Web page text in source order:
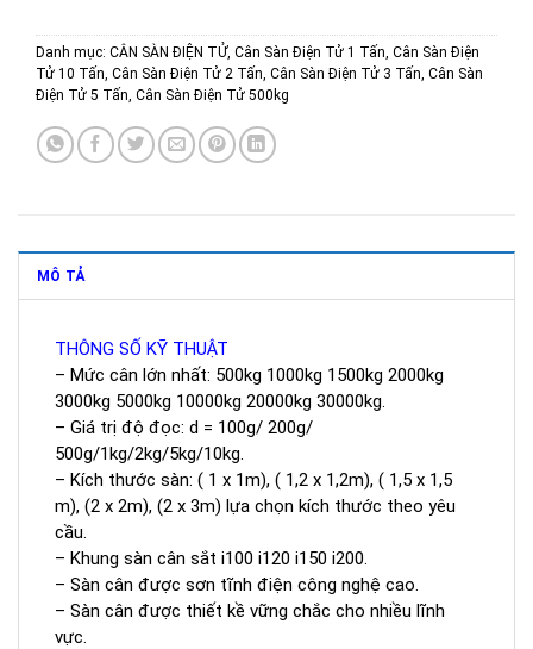
Danh mục: CÂN SÀN ĐIỆN TỬ, Cân Sàn Điện Tử 1 Tấn, Cân Sàn Điện
Tử 10 Tấn, Cân Sàn Điện Tử 2 Tấn, Cân Sàn Điện Tử 3 Tấn, Cân Sàn
Điện Tử 5 Tấn, Cân Sàn Điện Tử 500kg
MÔ TẢ
THÔNG SỐ KỸ THUẬT
– Mức cân lớn nhất: 500kg 1000kg 1500kg 2000kg
3000kg 5000kg 10000kg 20000kg 30000kg.
– Giá trị độ đọc: d = 100g/ 200g/
500g/1kg/2kg/5kg/10kg.
– Kích thước sàn: ( 1 x 1m), ( 1,2 x 1,2m), ( 1,5 x 1,5
m), (2 x 2m), (2 x 3m) lựa chọn kích thước theo yêu
cầu.
– Khung sàn cân sắt i100 i120 i150 i200.
– Sàn cân được sơn tĩnh điện công nghệ cao.
– Sàn cân được thiết kề vững chắc cho nhiều lĩnh
vực.